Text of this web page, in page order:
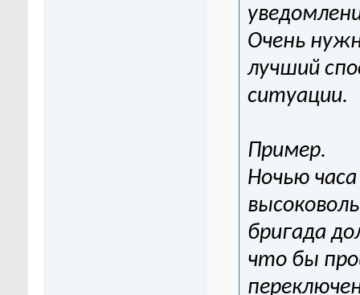
Очень
лучший
ситуации.
Пример.
Ночью
бригада
что бы